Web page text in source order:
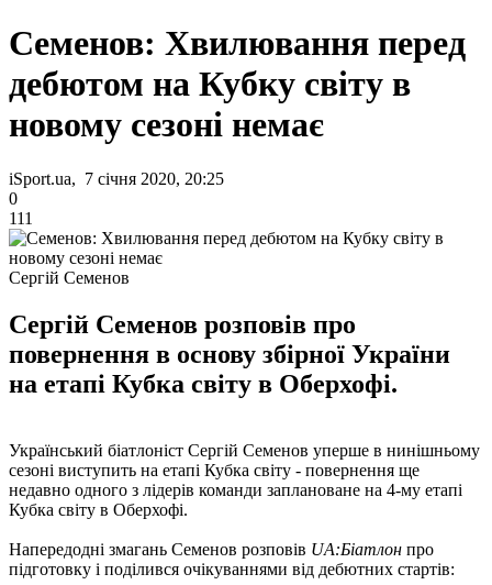
Семенов: Хвилювання перед
дебютом на Кубку світу в
новому сезоні немає
iSport.ua, 7 січня 2020, 20:25
0
111
Сергій Семенов
Сергій Семенов розповів про
повернення в основу збірної України
на етапі Кубка світу в Оберхофі.
Український біатлоніст Сергій Семенов уперше в нинішньому
сезоні виступить на етапі Кубка світу - повернення ще
недавно одного з лідерів команди заплановане на 4-му етапі
Кубка світу в Оберхофі.
Напередодні змагань Семенов розповів UA:Біатлон про
підготовку і поділився очікуваннями від дебютних стартів: